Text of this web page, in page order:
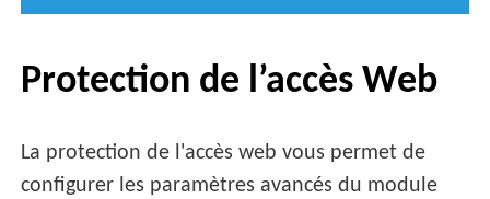
Protection de l’accès Web
La protection de l'accès web vous permet de
configurer les paramètres avancés du module